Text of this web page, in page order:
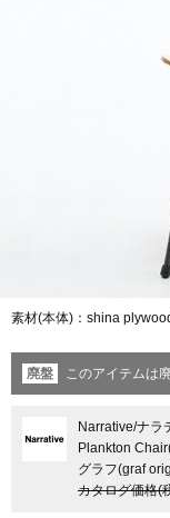
素材(本体)：shina
廃盤 このアイテムは
Narrative/ナラ
Plankton
グラフ(graf
カタログ価格(